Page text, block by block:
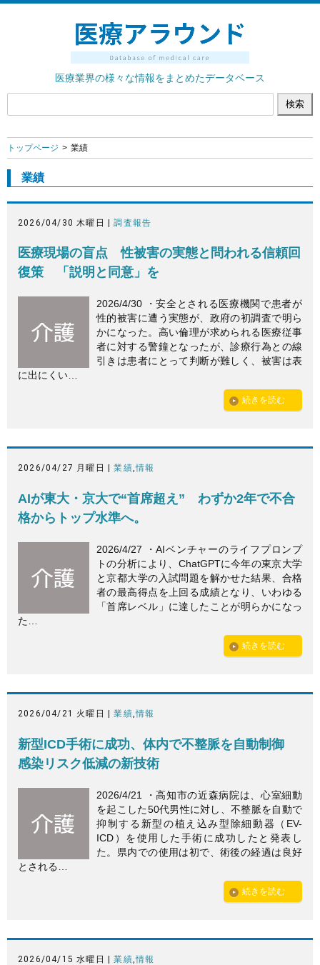
医療業界の様々な情報をまとめたデータベース
トップページ 業績
業績
2026/04/30 木曜日 |調査報告
医療現場の盲点 性被害の実態と問われる信頼回
復策 「説明と同意」を
2026/4/30 ・安全とされる医療機関で患者が
性的被害に遭う実態が、政府の初調査で明ら
かになった。高い倫理が求められる医療従事
者に対する警鐘となったが、診療行為との線
引きは患者にとって判断が難しく、被害は表
に出にくい…
続きを読む
2026/04/27 月曜日 |業績,情報
AIが東大・京大で“首席超え” わずか2年で不合
格からトップ水準へ。
2026/4/27 ・AIベンチャーのライフプロンプ
トの分析により、ChatGPTに今年の東京大学
と京都大学の入試問題を解かせた結果、合格
者の最高得点を上回る成績となり、いわゆる
「首席レベル」に達したことが明らかになっ
た…
続きを読む
2026/04/21 火曜日 |業績,情報
新型ICD手術に成功、体内で不整脈を自動制御
感染リスク低減の新技術
2026/4/21 ・高知市の近森病院は、心室細動
を起こした50代男性に対し、不整脈を自動で
抑制する新型の植え込み型除細動器（EV-
ICD）を使用した手術に成功したと発表し
た。県内での使用は初で、術後の経過は良好
とされる…
続きを読む
2026/04/15 水曜日 |業績,情報